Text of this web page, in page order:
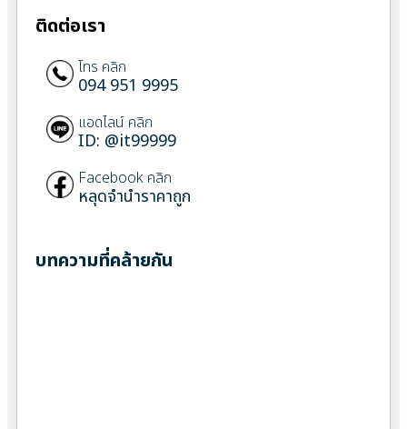
ติดต่อเรา
โทร คลิก
094 951 9995
แอดไลน์ คลิก
ID: @it99999
Facebook คลิก
หลุดจำนำราคาถูก
บทความที่คล้ายกัน